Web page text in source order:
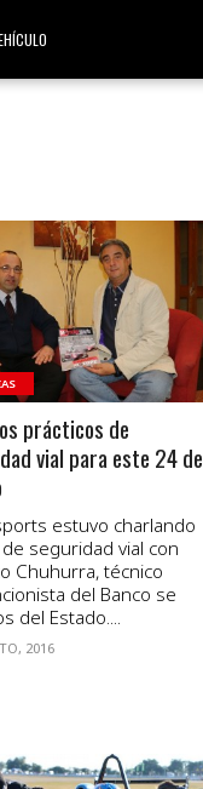
VER NOTA
prácticos de
vial para este 24 de
estuvo charlando
seguridad vial con
Chuhurra, técnico
del Banco se
del Estado....
2016